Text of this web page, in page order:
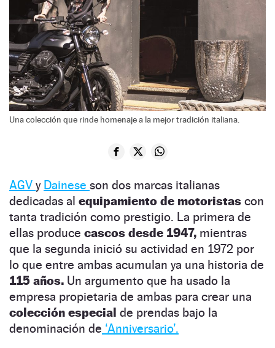
Una colección que rinde homenaje a la mejor tradición italiana.
AGV y Dainese son dos marcas italianas
dedicadas al equipamiento de motoristas con
tanta tradición como prestigio. La primera de
ellas produce cascos desde 1947, mientras
que la segunda inició su actividad en 1972 por
lo que entre ambas acumulan ya una historia de
115 años. Un argumento que ha usado la
empresa propietaria de ambas para crear una
colección especial de prendas bajo la
denominación de ‘Anniversario’.